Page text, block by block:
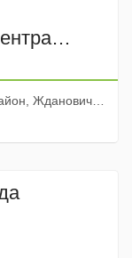
Ратомка, улица Корицкого, 134